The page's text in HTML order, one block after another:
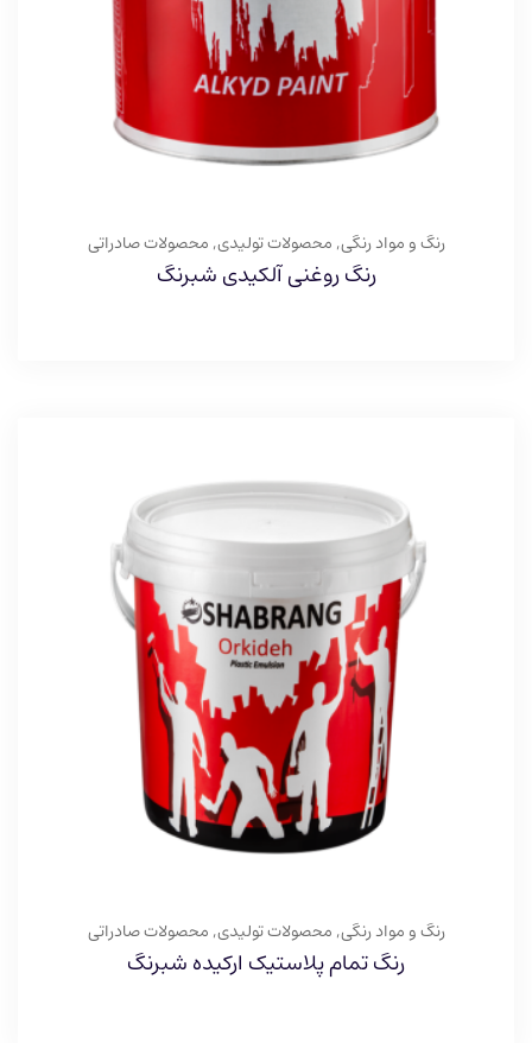
رنگ و مواد رنگی,محصولات تولیدی,محصولات صادراتی
رنگ روغنی آلکیدی شبرنگ
رنگ و مواد رنگی,محصولات تولیدی,محصولات صادراتی
رنگ تمام پلاستیک ارکیده شبرنگ